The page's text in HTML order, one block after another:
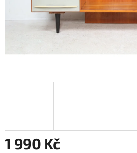
1 990 Kč